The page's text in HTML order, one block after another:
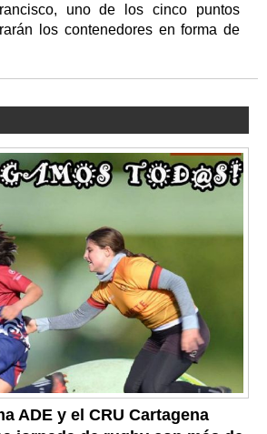
uno de los cinco puntos
los contenedores en forma de
ADE y el CRU Cartagena